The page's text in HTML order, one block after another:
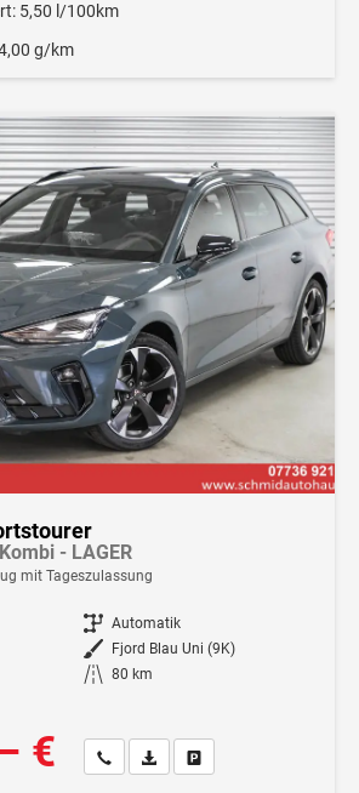
5,50 l/100km
g/km
- LAGER
mit Tageszulassung
Getriebe Automatik
Außenfarbe Fjord Blau Uni (9K)
Kilometerstand 80 km
€ Wir rufen Sie an
Fahrzeugexposé (PDF)
Fahrzeug parken